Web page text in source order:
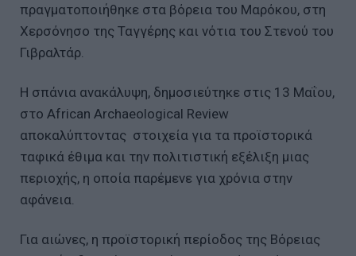
πραγματοποιήθηκε στα βόρεια του Μαρόκου, στη
Χερσόνησο της Ταγγέρης και νότια του Στενού του
Γιβραλτάρ.
Η σπάνια ανακάλυψη, δημοσιεύτηκε στις 13 Μαΐου,
στο African Archaeological Review
αποκαλύπτοντας στοιχεία για τα προϊστορικά
ταφικά έθιμα και την πολιτιστική εξέλιξη μιας
περιοχής, η οποία παρέμενε για χρόνια στην
αφάνεια.
Για αιώνες, η προϊστορική περίοδος της Βόρειας